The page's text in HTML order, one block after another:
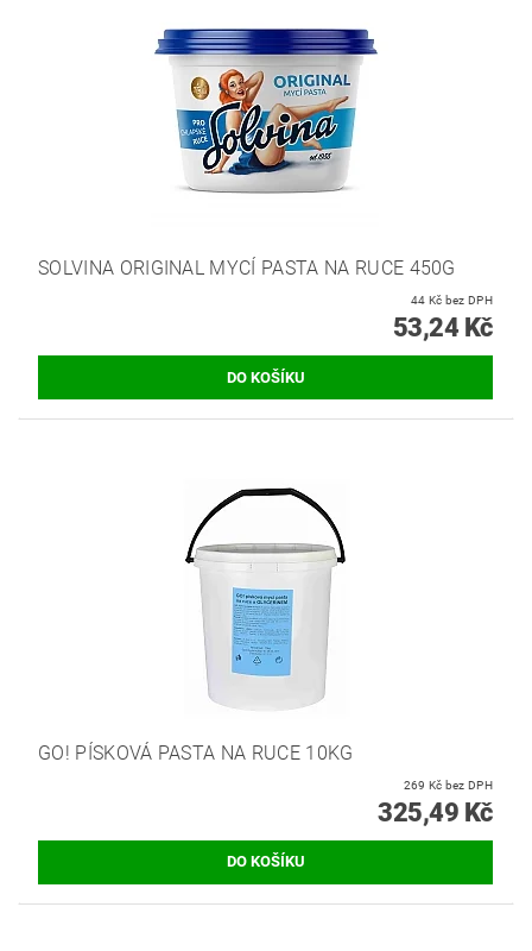
SOLVINA ORIGINAL MYCÍ PASTA NA RUCE 450G
44 Kč bez DPH
53,24 Kč
GO! PÍSKOVÁ PASTA NA RUCE 10KG
269 Kč bez DPH
325,49 Kč